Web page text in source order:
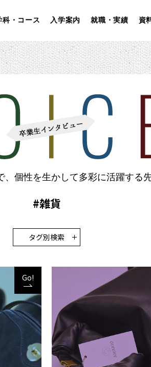
科・コース 入学案内 就職・実績 資
個性を生かして多彩に活躍する
#雑貨
タグ別検索
Go!